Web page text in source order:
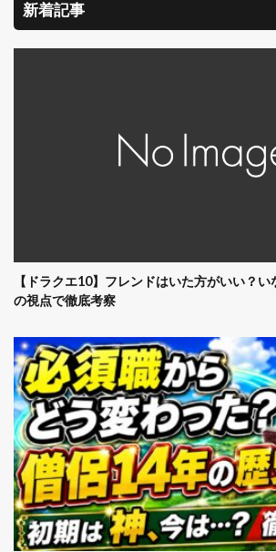
新着記事
【ドラクエ10】フレンドはいた方がいい？
の視点で徹底考察